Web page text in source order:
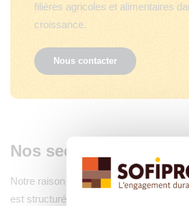
filières agricoles et alimentaires
croissance.
Nous contacter
Nos secteurs
Notre raison d’être : servir la Terre !
est structurée en 6 grands secteurs